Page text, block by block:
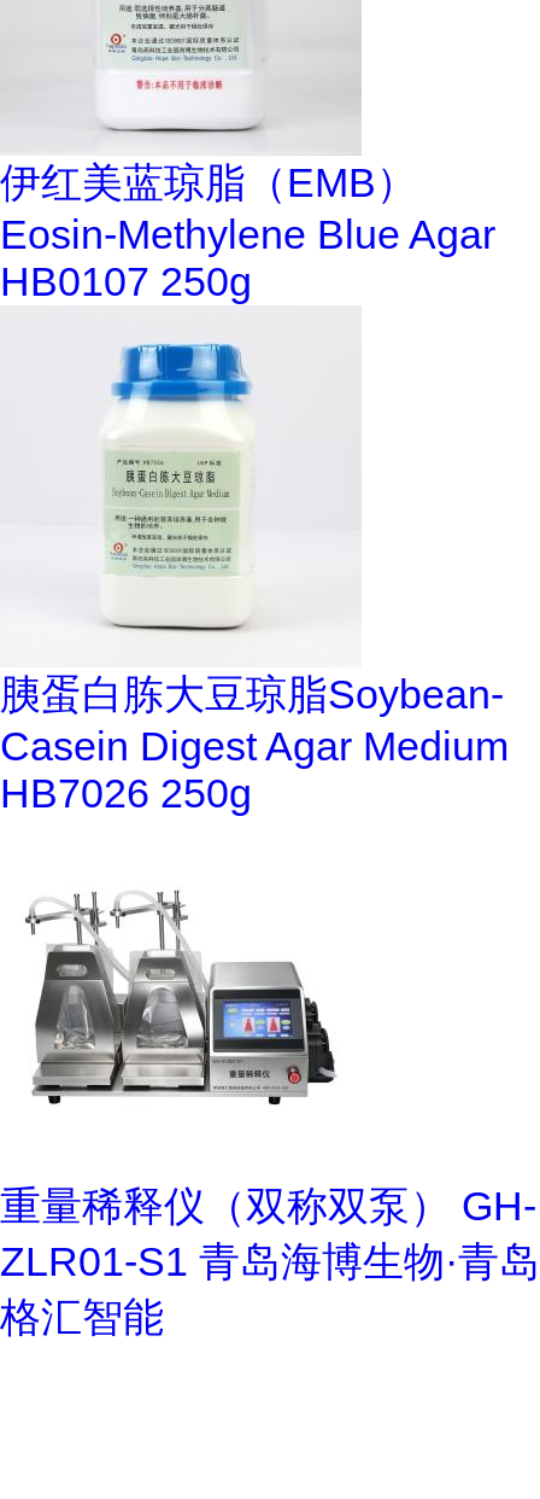
伊红美蓝琼脂（EMB）
Eosin-Methylene Blue Agar
HB0107 250g
胰蛋白胨大豆琼脂Soybean-
Casein Digest Agar Medium
HB7026 250g
重量稀释仪（双称双泵） GH-
ZLR01-S1 青岛海博生物·青岛
格汇智能